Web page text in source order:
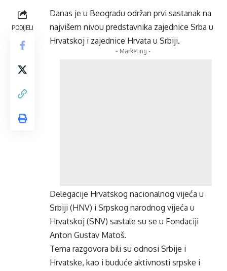
PODIJELI
Danas je u Beogradu održan prvi sastanak na
najvišem nivou predstavnika zajednice Srba u
Hrvatskoj i zajednice Hrvata u Srbiji.
- Marketing -
Delegacije Hrvatskog nacionalnog vijeća u
Srbiji (HNV) i Srpskog narodnog vijeća u
Hrvatskoj (SNV) sastale su se u Fondaciji
Anton Gustav Matoš.
Tema razgovora bili su odnosi Srbije i
Hrvatske, kao i buduće aktivnosti srpske i